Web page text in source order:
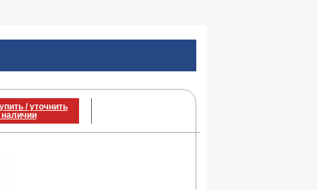
/ уточнить
наличии